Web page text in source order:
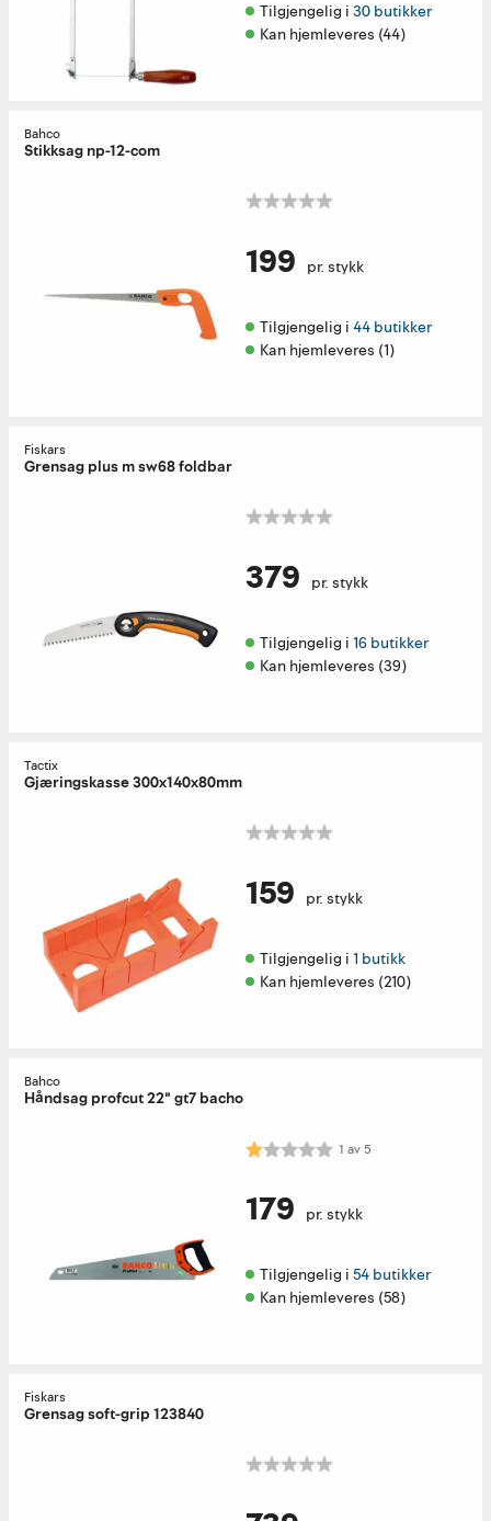
Tilgjengelig i 30 butikker
Kan hjemleveres (44)
Bahco
Stikksag np-12-com
199 pr. stykk
Tilgjengelig i 44 butikker
Kan hjemleveres (1)
Fiskars
Grensag plus m sw68 foldbar
379 pr. stykk
Tilgjengelig i 16 butikker
Kan hjemleveres (39)
Tactix
Gjæringskasse 300x140x80mm
159 pr. stykk
Tilgjengelig i 1 butikk
Kan hjemleveres (210)
Bahco
Håndsag profcut 22" gt7 bacho
Karakter: 1.0 av 5 mulige
1 av5
179 pr. stykk
Tilgjengelig i 54 butikker
Kan hjemleveres (58)
Fiskars
Grensag soft-grip 123840